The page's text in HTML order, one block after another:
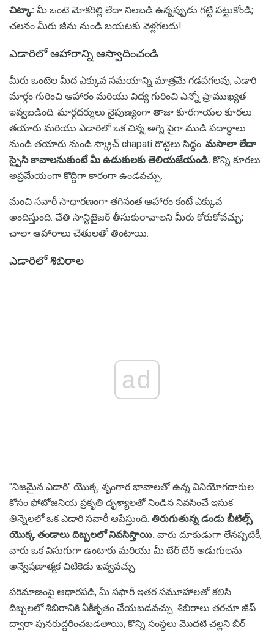
చిట్కా: మీ ఒంటె మోకరిల్లి లేదా నిలబడి ఉన్నప్పుడు గట్టి పట్టుకోండి;
చలనం మీరు జీను నుండి బయటకు వెళ్లగలదు!
ఎడారిలో ఆహారాన్ని ఆస్వాదించండి
మీరు ఒంటెల మీద ఎక్కువ సమయాన్ని మాత్రమే గడపగలవు, ఎడారి
మార్గం గురించి ఆహారం మరియు విద్య గురించి ఎన్నో ప్రాముఖ్యత
ఇవ్వబడింది. మార్గదర్శులు నైపుణ్యంగా తాజా కూరగాయల కూరలు
తయారు మరియు ఎడారిలో ఒక చిన్న అగ్ని పైగా ముడి పదార్థాలు
నుండి తయారు నుండి స్క్రాచ్ chapati రొట్టెలు సిద్ధం. మసాలా లేదా
స్పైసి కావాలనుకుంటే మీ ఉడుకులకు తెలియజేయండి. కొన్ని కూరలు
అప్రమేయంగా కొద్దిగా కారంగా ఉండవచ్చు.
మంచి సవారీ సాధారణంగా తగినంత ఆహారం కంటే ఎక్కువ
అందిస్తుంది. చేతి సాన్టిటైజర్ తీసుకురావాలని మీరు కోరుకోవచ్చు;
చాలా ఆహారాలు చేతులతో తింటాయి.
ఎడారిలో శిబిరాల
ad
"నిజమైన ఎడారి" యొక్క శృంగార భావాలతో ఉన్న వినియోగదారుల
కోసం ఫోటోజనియ ప్రకృతి దృశ్యాలతో నిండిన నివసించే ఇసుక
తిన్నెలలో ఒక ఎడారి సవారీ ఆపేస్తుంది. తిరుగుతున్న డండు బీటిల్స్
యొక్క తండాలు దిబ్బలలో నివసిస్తాయి. వారు దూకుడుగా లేనప్పటికీ,
వారు ఒక విసుగుగా ఉంటారు మరియు మీ బేర్ బేర్ అడుగులను
అన్వేషణాత్మక చిటికెడు ఇవ్వవచ్చు.
పరిమాణంపై ఆధారపడి, మీ సఫారీ ఇతర సమూహాలతో కలిసి
దిబ్బలలో శిబిరానికి ఏకీకృతం చేయబడవచ్చు. శిబిరాలు తరచూ జీప్
ద్వారా పునరుద్దరించబడతాయి; కొన్ని సంస్థలు మొదటి చల్లని బీర్